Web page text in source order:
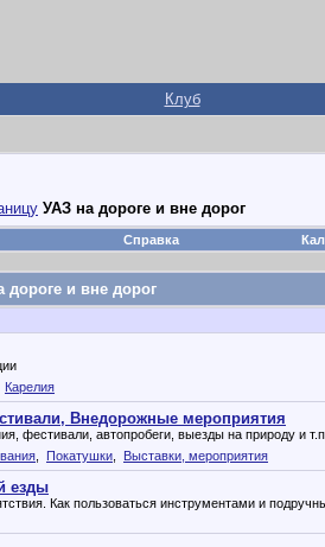
Клуб
УАЗ на дороге и вне дорог
Справка
дороге и вне дорог
Карелия
Внедорожные мероприятия
фестивали, автопробеги, выезды на природу и
Покатушки Выставки, мероприятия
езды
Как пользоваться инструментами и